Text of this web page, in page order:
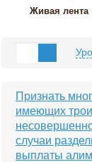
Живая лента
Признать
имеющих
случаи
выплаты